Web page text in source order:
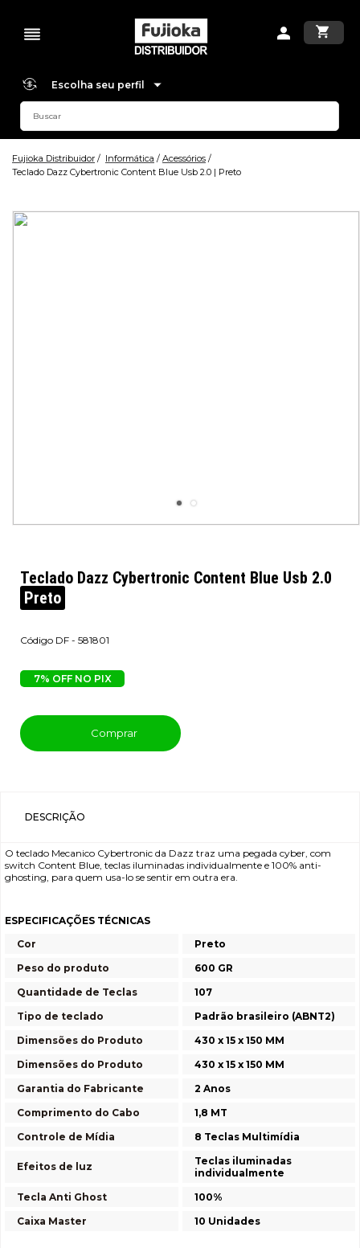
Escolha seu perfil
Fujioka Distribuidor Informática
Acessórios
Teclado Dazz Cybertronic Content Blue Usb 2.0 | Preto
Teclado Dazz Cybertronic Content Blue Usb 2.0
Preto
DF - 581801
7% OFF NO PIX
Comprar
DESCRIÇÃO
O teclado Mecanico Cybertronic da Dazz traz uma pegada cyber, com
switch Content Blue, teclas iluminadas individualmente e 100% anti-
ghosting, para quem usa-lo se sentir em outra era.
ESPECIFICAÇÕES TÉCNICAS
Cor
Preto
Peso do produto
600 GR
Quantidade de Teclas
107
Tipo de teclado
Padrão brasileiro (ABNT2)
Dimensões do Produto
430 x 15 x 150 MM
Dimensões do Produto
430 x 15 x 150 MM
Garantia do Fabricante
2 Anos
Comprimento do Cabo
1,8 MT
Controle de Mídia
8 Teclas Multimídia
Efeitos de luz
Teclas iluminadas
individualmente
Tecla Anti Ghost
100%
Caixa Master
10 Unidades